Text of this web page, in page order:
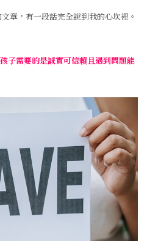
章，有一段話完全說到我的心坎裡。
子需要的是誠實可信賴且遇到問題能